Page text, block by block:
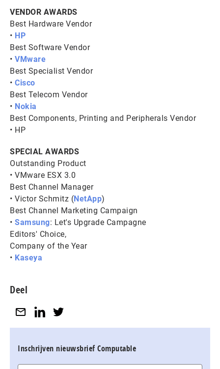
VENDOR AWARDS
Best Hardware Vendor
• HP
Best Software Vendor
• VMware
Best Specialist Vendor
• Cisco
Best Telecom Vendor
• Nokia
Best Components, Printing and Peripherals Vendor
• HP
SPECIAL AWARDS
Outstanding Product
• VMware ESX 3.0
Best Channel Manager
• Victor Schmitz (NetApp)
Best Channel Marketing Campaign
• Samsung: Let's Upgrade Campagne
Editors' Choice,
Company of the Year
• Kaseya
Deel
Inschrijven nieuwsbrief Computable